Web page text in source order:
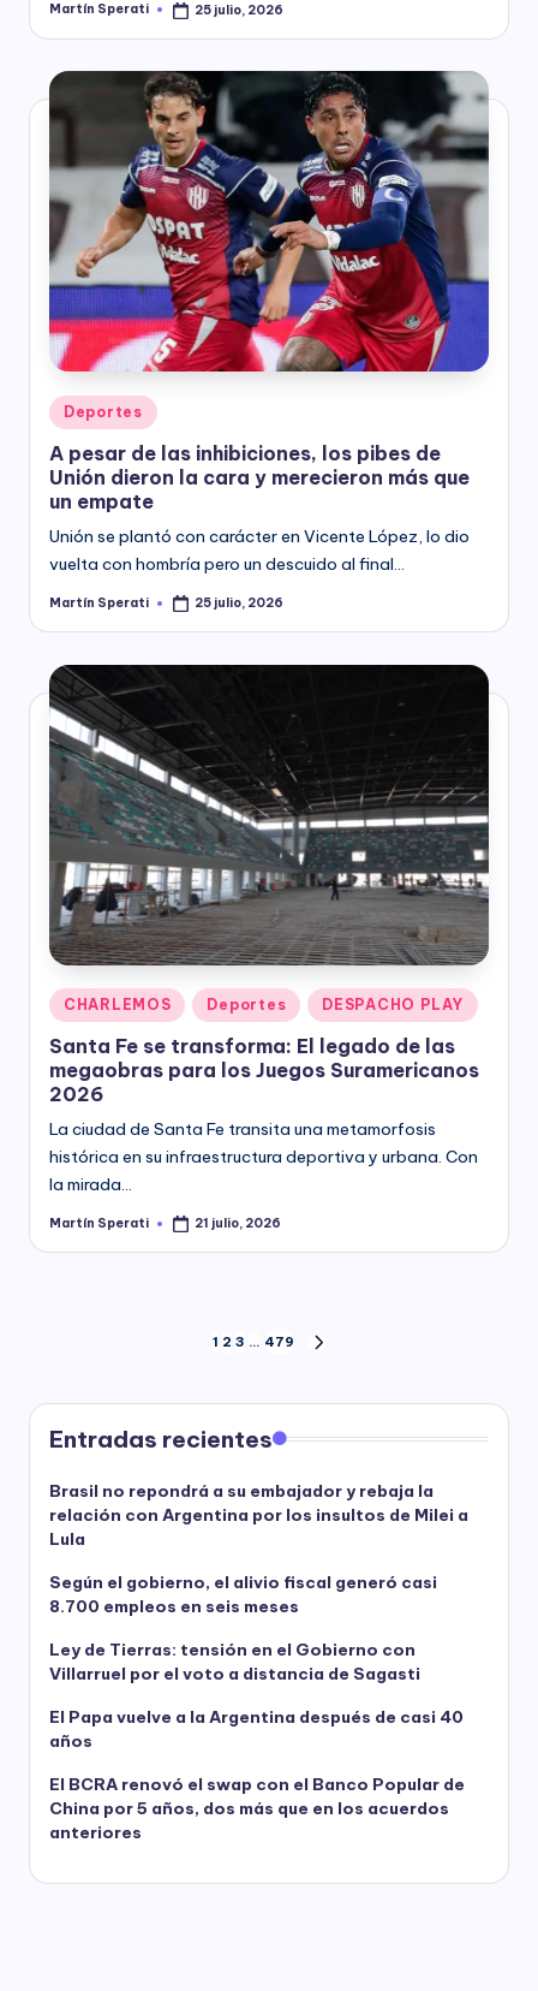
Posted
Martín Sperati 25 julio, 2026
Posted
in
Deportes
A pesar de las inhibiciones, los pibes de
Unión dieron la cara y merecieron más que
un empate
Unión se plantó con carácter en Vicente López, lo dio
vuelta con hombría pero un descuido al final…
Posted
Martín Sperati 25 julio, 2026
Posted
in
CHARLEMOS Deportes DESPACHO PLAY
Santa Fe se transforma: El legado de las
megaobras para los Juegos Suramericanos
2026
La ciudad de Santa Fe transita una metamorfosis
histórica en su infraestructura deportiva y urbana. Con
la mirada…
Posted
Martín Sperati 21 julio, 2026
Paginación
de
entradas
1 2 3 … 479
Entradas recientes
Brasil no repondrá a su embajador y rebaja la
relación con Argentina por los insultos de Milei a
Lula
Según el gobierno, el alivio fiscal generó casi
8.700 empleos en seis meses
Ley de Tierras: tensión en el Gobierno con
Villarruel por el voto a distancia de Sagasti
El Papa vuelve a la Argentina después de casi 40
años
El BCRA renovó el swap con el Banco Popular de
China por 5 años, dos más que en los acuerdos
anteriores